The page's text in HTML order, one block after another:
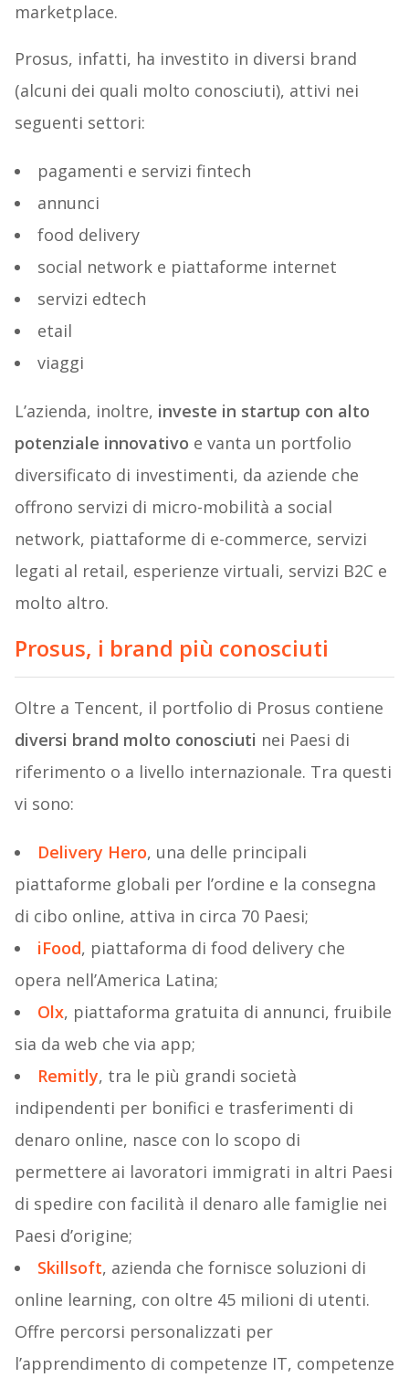
marketplace.
Prosus, infatti, ha investito in diversi brand
(alcuni dei quali molto conosciuti), attivi nei
seguenti settori:
pagamenti e servizi fintech
annunci
food delivery
social network e piattaforme internet
servizi edtech
etail
viaggi
L’azienda, inoltre, investe in startup con alto
potenziale innovativo e vanta un portfolio
diversificato di investimenti, da aziende che
offrono servizi di micro-mobilità a social
network, piattaforme di e-commerce, servizi
legati al retail, esperienze virtuali, servizi B2C e
molto altro.
Prosus, i brand più conosciuti
Oltre a Tencent, il portfolio di Prosus contiene
diversi brand molto conosciuti nei Paesi di
riferimento o a livello internazionale. Tra questi
vi sono:
Delivery Hero, una delle principali
piattaforme globali per l’ordine e la consegna
di cibo online, attiva in circa 70 Paesi;
iFood, piattaforma di food delivery che
opera nell’America Latina;
Olx, piattaforma gratuita di annunci, fruibile
sia da web che via app;
Remitly, tra le più grandi società
indipendenti per bonifici e trasferimenti di
denaro online, nasce con lo scopo di
permettere ai lavoratori immigrati in altri Paesi
di spedire con facilità il denaro alle famiglie nei
Paesi d’origine;
Skillsoft, azienda che fornisce soluzioni di
online learning, con oltre 45 milioni di utenti.
Offre percorsi personalizzati per
l’apprendimento di competenze IT, competenze